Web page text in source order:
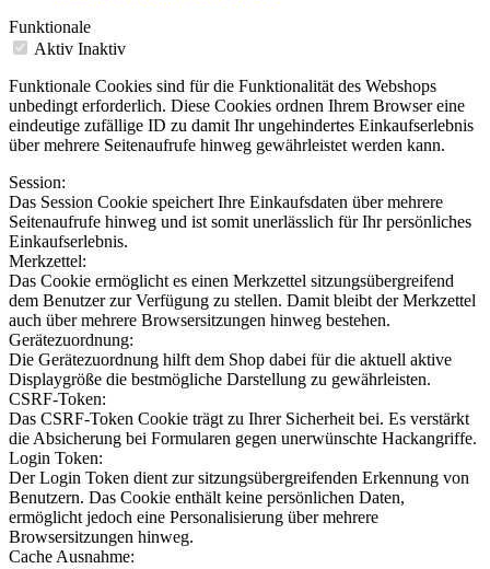
Funktionale
Aktiv Inaktiv
Funktionale Cookies sind für die Funktionalität des Webshops
unbedingt erforderlich. Diese Cookies ordnen Ihrem Browser eine
eindeutige zufällige ID zu damit Ihr ungehindertes Einkaufserlebnis
über mehrere Seitenaufrufe hinweg gewährleistet werden kann.
Session:
Das Session Cookie speichert Ihre Einkaufsdaten über mehrere
Seitenaufrufe hinweg und ist somit unerlässlich für Ihr persönliches
Einkaufserlebnis.
Merkzettel:
Das Cookie ermöglicht es einen Merkzettel sitzungsübergreifend
dem Benutzer zur Verfügung zu stellen. Damit bleibt der Merkzettel
auch über mehrere Browsersitzungen hinweg bestehen.
Gerätezuordnung:
Die Gerätezuordnung hilft dem Shop dabei für die aktuell aktive
Displaygröße die bestmögliche Darstellung zu gewährleisten.
CSRF-Token:
Das CSRF-Token Cookie trägt zu Ihrer Sicherheit bei. Es verstärkt
die Absicherung bei Formularen gegen unerwünschte Hackangriffe.
Login Token:
Der Login Token dient zur sitzungsübergreifenden Erkennung von
Benutzern. Das Cookie enthält keine persönlichen Daten,
ermöglicht jedoch eine Personalisierung über mehrere
Browsersitzungen hinweg.
Cache Ausnahme: